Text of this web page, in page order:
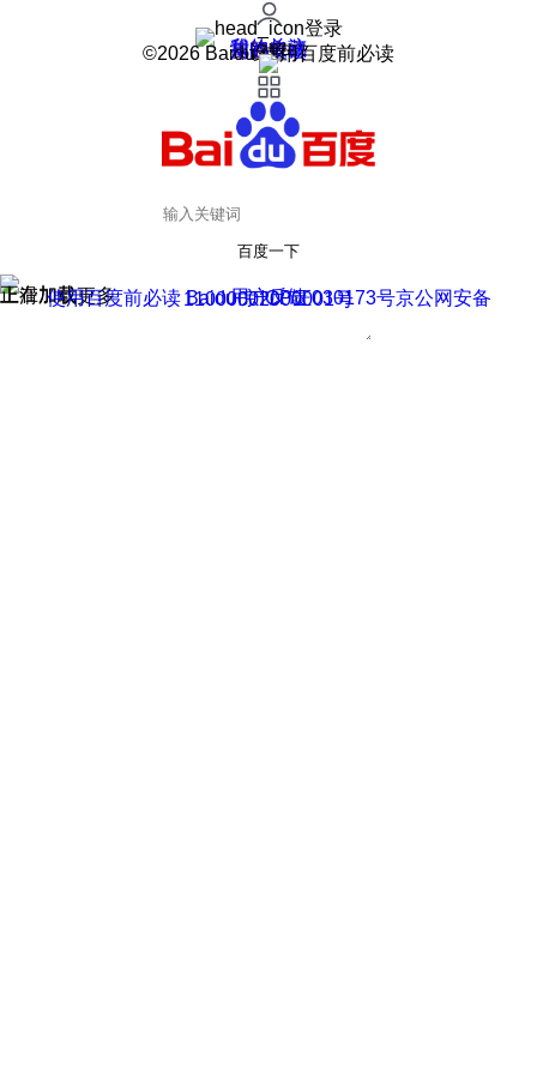
登录
我的关注
我的收藏
皮肤中心
用户反馈
设置
©2026 Baidu 使用百度前必读
百度一下
正在加载
上滑加载更多 用户反馈
使用百度前必读 Baidu 京ICP证030173号
京公网安备11000002000001号